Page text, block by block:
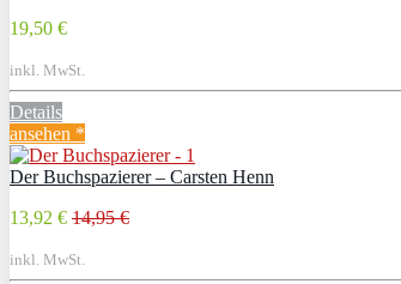
19,50 €
inkl. MwSt.
Details
ansehen *
Der Buchspazierer – Carsten Henn
13,92 € 14,95 €
inkl. MwSt.